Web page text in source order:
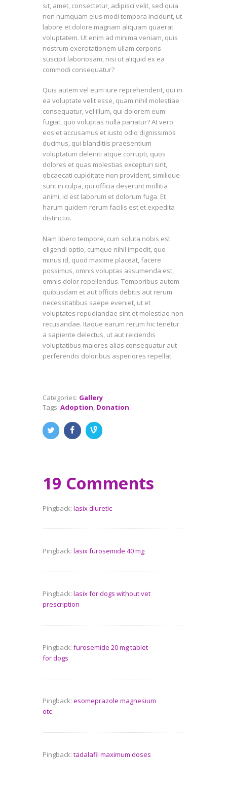
sit, amet, consectetur, adipisci velit, sed quia
non numquam eius modi tempora incidunt, ut
labore et dolore magnam aliquam quaerat
voluptatem. Ut enim ad minima veniam, quis
nostrum exercitationem ullam corporis
suscipit laboriosam, nisi ut aliquid ex ea
commodi consequatur?
Quis autem vel eum iure reprehenderit, qui in
ea voluptate velit esse, quam nihil molestiae
consequatur, vel illum, qui dolorem eum
fugiat, quo voluptas nulla pariatur? At vero
eos et accusamus et iusto odio dignissimos
ducimus, qui blanditiis praesentium
voluptatum deleniti atque corrupti, quos
dolores et quas molestias excepturi sint,
obcaecati cupiditate non provident, similique
sunt in culpa, qui officia deserunt mollitia
animi, id est laborum et dolorum fuga. Et
harum quidem rerum facilis est et expedita
distinctio.
Nam libero tempore, cum soluta nobis est
eligendi optio, cumque nihil impedit, quo
minus id, quod maxime placeat, facere
possimus, omnis voluptas assumenda est,
omnis dolor repellendus. Temporibus autem
quibusdam et aut officiis debitis aut rerum
necessitatibus saepe eveniet, ut et
voluptates repudiandae sint et molestiae non
recusandae. Itaque earum rerum hic tenetur
a sapiente delectus, ut aut reiciendis
voluptatibus maiores alias consequatur aut
perferendis doloribus asperiores repellat.
Categories: Gallery
Tags: Adoption, Donation
19 Comments
Pingback: lasix diuretic
Pingback: lasix furosemide 40 mg
Pingback: lasix for dogs without vet
prescription
Pingback: furosemide 20 mg tablet
for dogs
Pingback: esomeprazole magnesium
otc
Pingback: tadalafil maximum doses